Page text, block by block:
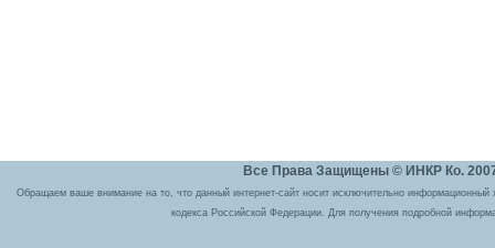
Все Права Защищены © ИНКР Ко.
Обращаем ваше внимание на то, что данный интернет-сайт носит исключительно
кодекса Российской Федерации. Для получения подробной